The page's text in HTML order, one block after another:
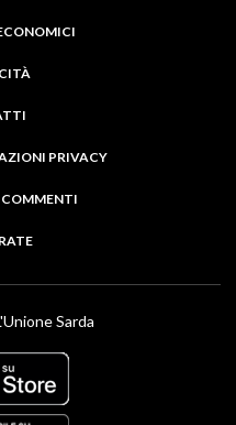
PRIVACY
Sarda